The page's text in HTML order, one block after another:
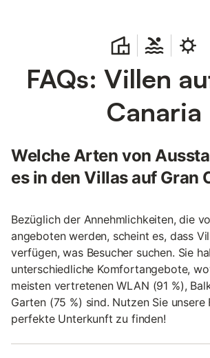
FAQs: Villen
Canaria
Welche Arten von
es in den Villas auf Gran
Bezüglich der Annehmlichkeiten, die
angeboten werden, scheint es, dass
verfügen, was Besucher suchen. Sie
unterschiedliche Komfortangebote,
meisten vertretenen WLAN (91 %),
Garten (75 %) sind. Nutzen Sie unsere
perfekte Unterkunft zu finden!